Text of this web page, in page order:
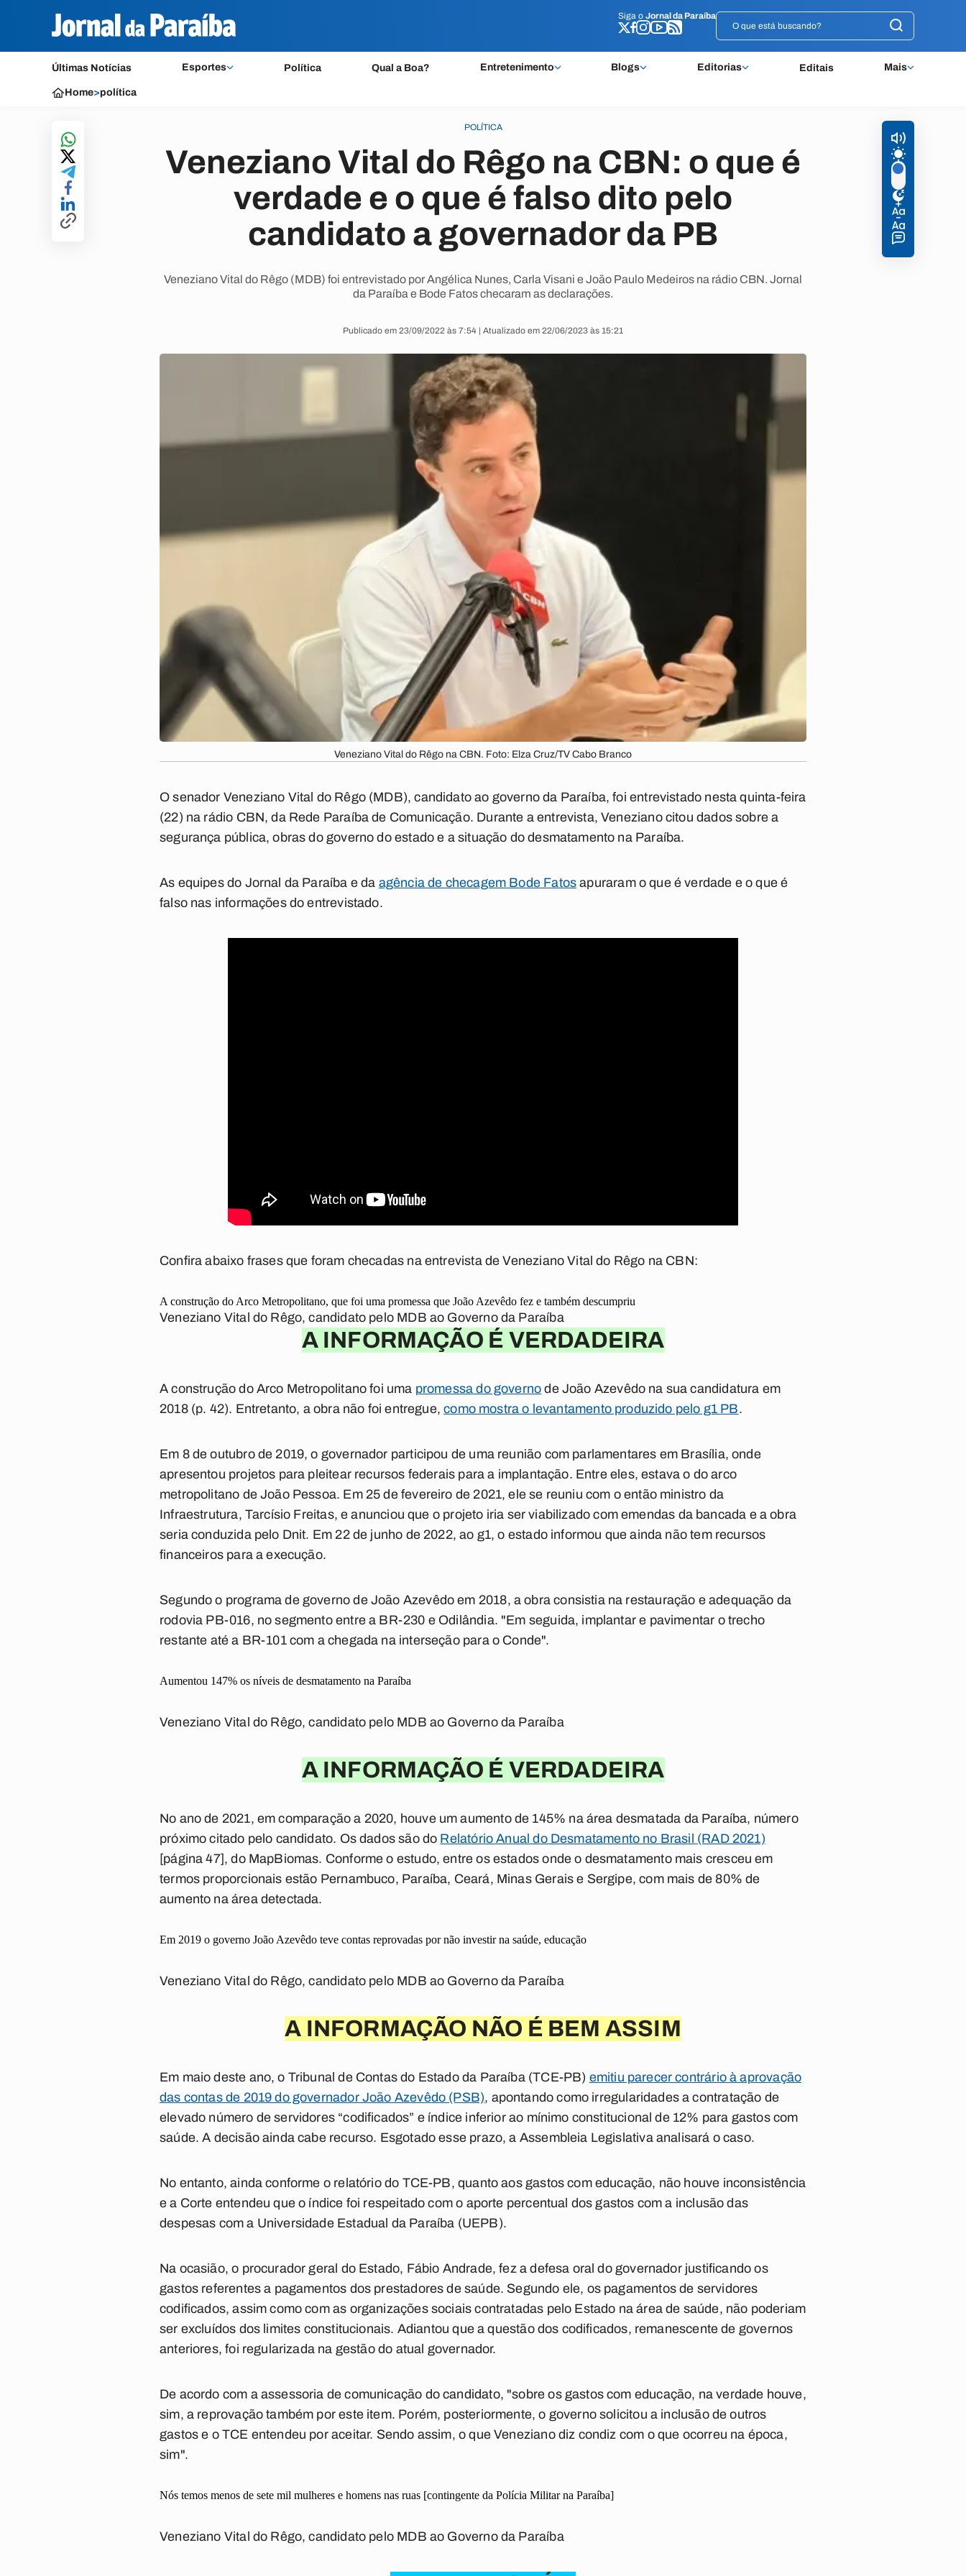
Siga o Jornal da Paraíba
Últimas Notícias Esportes Política Qual a Boa? Entretenimento Blogs Editorias Editais Mais
Siga o Jornal da Paraíba
Home>política
POLÍTICA
Veneziano Vital do Rêgo na CBN: o que é
verdade e o que é falso dito pelo
candidato a governador da PB
Veneziano Vital do Rêgo (MDB) foi entrevistado por Angélica Nunes, Carla Visani e João Paulo Medeiros na rádio CBN. Jornal
da Paraíba e Bode Fatos checaram as declarações.
Publicado em 23/09/2022 às 7:54 | Atualizado em 22/06/2023 às 15:21
Veneziano Vital do Rêgo na CBN. Foto: Elza Cruz/TV Cabo Branco
O senador Veneziano Vital do Rêgo (MDB), candidato ao governo da Paraíba, foi entrevistado nesta quinta-feira
(22) na rádio CBN, da Rede Paraíba de Comunicação. Durante a entrevista, Veneziano citou dados sobre a
segurança pública, obras do governo do estado e a situação do desmatamento na Paraíba.
As equipes do Jornal da Paraíba e da agência de checagem Bode Fatos apuraram o que é verdade e o que é
falso nas informações do entrevistado.
Confira abaixo frases que foram checadas na entrevista de Veneziano Vital do Rêgo na CBN:
A construção do Arco Metropolitano, que foi uma promessa que João Azevêdo fez e também descumpriu
Veneziano Vital do Rêgo, candidato pelo MDB ao Governo da Paraíba
A INFORMAÇÃO É VERDADEIRA
A construção do Arco Metropolitano foi uma promessa do governo de João Azevêdo na sua candidatura em
2018 (p. 42). Entretanto, a obra não foi entregue,como mostra o levantamento produzido pelo g1 PB.
Em 8 de outubro de 2019, o governador participou de uma reunião com parlamentares em Brasília, onde
apresentou projetos para pleitear recursos federais para a implantação. Entre eles, estava o do arco
metropolitano de João Pessoa. Em 25 de fevereiro de 2021, ele se reuniu com o então ministro da
Infraestrutura, Tarcísio Freitas, e anunciou que o projeto iria ser viabilizado com emendas da bancada e a obra
seria conduzida pelo Dnit. Em 22 de junho de 2022, ao g1, o estado informou que ainda não tem recursos
financeiros para a execução.
Segundo o programa de governo de João Azevêdo em 2018, a obra consistia na restauração e adequação da
rodovia PB-016, no segmento entre a BR-230 e Odilândia. "Em seguida, implantar e pavimentar o trecho
restante até a BR-101 com a chegada na interseção para o Conde".
Aumentou 147% os níveis de desmatamento na Paraíba
Veneziano Vital do Rêgo, candidato pelo MDB ao Governo da Paraíba
A INFORMAÇÃO É VERDADEIRA
No ano de 2021, em comparação a 2020, houve um aumento de 145% na área desmatada da Paraíba, número
próximo citado pelo candidato. Os dados são do Relatório Anual do Desmatamento no Brasil (RAD 2021)
[página 47], do MapBiomas. Conforme o estudo, entre os estados onde o desmatamento mais cresceu em
termos proporcionais estão Pernambuco, Paraíba, Ceará, Minas Gerais e Sergipe, com mais de 80% de
aumento na área detectada.
Em 2019 o governo João Azevêdo teve contas reprovadas por não investir na saúde, educação
Veneziano Vital do Rêgo, candidato pelo MDB ao Governo da Paraíba
A INFORMAÇÃO NÃO É BEM ASSIM
Em maio deste ano, o Tribunal de Contas do Estado da Paraíba (TCE-PB) emitiu parecer contrário à aprovação
das contas de 2019 do governador João Azevêdo (PSB), apontando como irregularidades a contratação de
elevado número de servidores “codificados” e índice inferior ao mínimo constitucional de 12% para gastos com
saúde. A decisão ainda cabe recurso. Esgotado esse prazo, a Assembleia Legislativa analisará o caso.
No entanto, ainda conforme o relatório do TCE-PB, quanto aos gastos com educação, não houve inconsistência
e a Corte entendeu que o índice foi respeitado com o aporte percentual dos gastos com a inclusão das
despesas com a Universidade Estadual da Paraíba (UEPB).
Na ocasião, o procurador geral do Estado, Fábio Andrade, fez a defesa oral do governador justificando os
gastos referentes a pagamentos dos prestadores de saúde. Segundo ele, os pagamentos de servidores
codificados, assim como com as organizações sociais contratadas pelo Estado na área de saúde, não poderiam
ser excluídos dos limites constitucionais. Adiantou que a questão dos codificados, remanescente de governos
anteriores, foi regularizada na gestão do atual governador.
De acordo com a assessoria de comunicação do candidato, "sobre os gastos com educação, na verdade houve,
sim, a reprovação também por este item. Porém, posteriormente, o governo solicitou a inclusão de outros
gastos e o TCE entendeu por aceitar. Sendo assim, o que Veneziano diz condiz com o que ocorreu na época,
sim".
Nós temos menos de sete mil mulheres e homens nas ruas [contingente da Polícia Militar na Paraíba]
Veneziano Vital do Rêgo, candidato pelo MDB ao Governo da Paraíba